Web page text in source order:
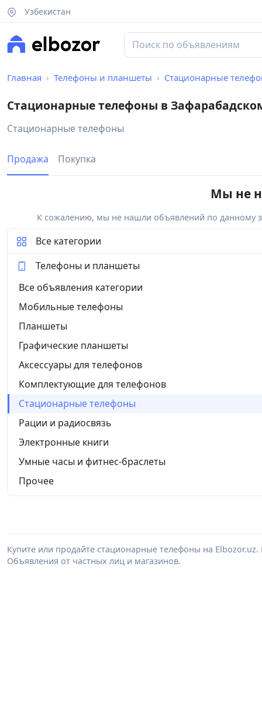
Узбекистан
Главная Телефоны и планшеты Стационарные
Стационарные телефоны в
Стационарные телефоны
Продажа Покупка
Мы не
К сожалению, мы не нашли объявлений по данному
Все категории
Телефоны и планшеты
Все объявления категории
Мобильные телефоны
Планшеты
Графические планшеты
Аксессуары для телефонов
Комплектующие для телефонов
Стационарные телефоны
Рации и радиосвязь
Электронные книги
Умные часы и фитнес-браслеты
Прочее
Купите или продайте стационарные телефоны на
Объявления от частных лиц и магазинов.